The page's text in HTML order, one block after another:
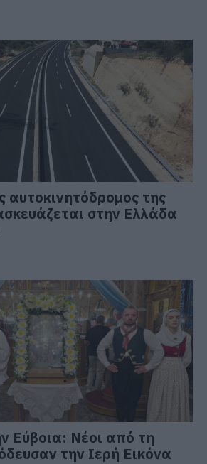
αυτοκινητόδρομος της
στην Ελλάδα
Εύβοια: Νέοι από τη
την Ιερή Εικόνα